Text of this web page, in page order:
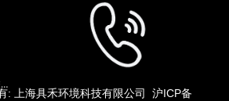
: 上海具禾环境科技有限公司 沪ICP备
联系我们